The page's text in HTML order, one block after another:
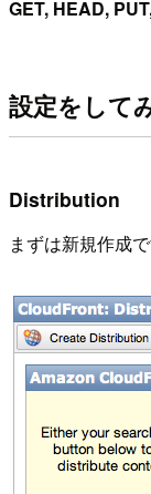
GET, HEAD,
設定をして
Distribution
まずは新規作成で